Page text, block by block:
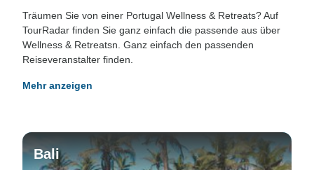
Träumen Sie von einer Portugal Wellness & Retreats? Auf
TourRadar finden Sie ganz einfach die passende aus über
Wellness & Retreatsn. Ganz einfach den passenden
Reiseveranstalter finden.
Mehr anzeigen
Bali